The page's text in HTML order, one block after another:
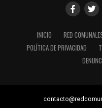
INICIO RED
POLÍTICA DE PRIVACIDAD